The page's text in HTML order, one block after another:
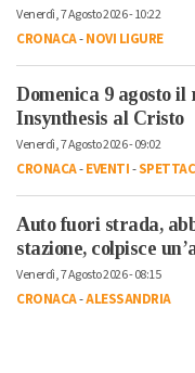
Venerdì, 7 Agosto 2026 - 10:22
CRONACA-NOVI LIGURE
Domenica 9 agosto
Insynthesis al Cristo
Venerdì, 7 Agosto 2026 - 09:02
CRONACA-EVENTI-
Auto fuori strada,
stazione, colpisce
Venerdì, 7 Agosto 2026 - 08:15
CRONACA-ALESSANDRIA